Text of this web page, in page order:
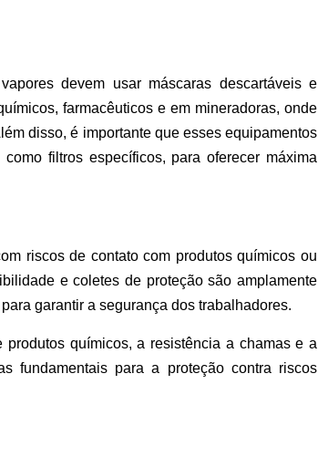
devem usar máscaras descartáveis e
farmacêuticos e em mineradoras, onde
disso, é importante que esses equipamentos
filtros específicos, para oferecer máxima
riscos de contato com produtos químicos ou
e coletes de proteção são amplamente
garantir a segurança dos trabalhadores.
químicos, a resistência a chamas e a
fundamentais para a proteção contra riscos